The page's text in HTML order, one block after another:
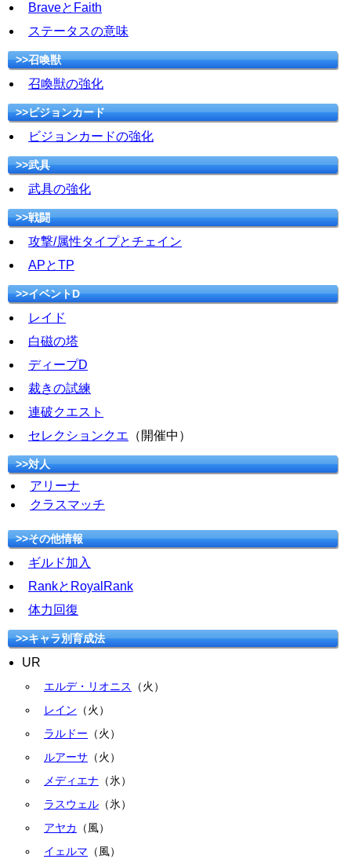
BraveとFaith
ステータスの意味
>>召喚獣
召喚獣の強化
>>ビジョンカード
ビジョンカードの強化
>>武具
武具の強化
>>戦闘
攻撃/属性タイプとチェイン
APとTP
>>イベントD
レイド
白磁の塔
ディープD
裁きの試練
連破クエスト
セレクションクエ （開催中）
>>対人
アリーナ
クラスマッチ
>>その他情報
ギルド加入
RankとRoyalRank
体力回復
>>キャラ別育成法
UR
エルデ・リオニス
（火）
レイン （火）
ラルドー （火）
ルアーサ （火）
メディエナ （氷）
ラスウェル （氷）
アヤカ
（風）
イェルマ （風）